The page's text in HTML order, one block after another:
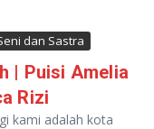
dan Sastra
| Puisi Amelia
Rizi
kami adalah kota